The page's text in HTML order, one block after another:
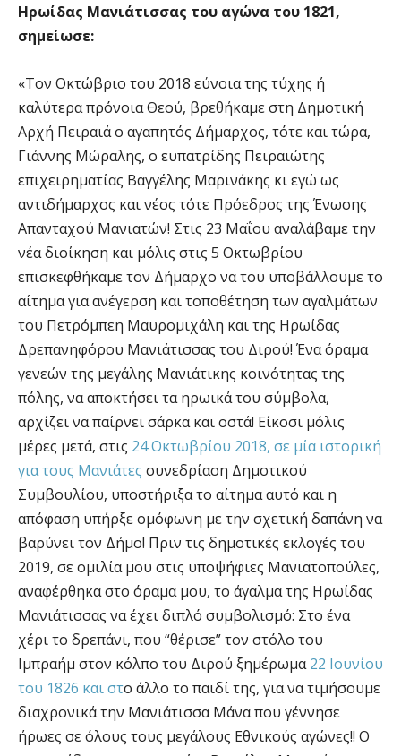
Ηρωίδας Μανιάτισσας του αγώνα του 1821,
σημείωσε:
«Τον Οκτώβριο του 2018 εύνοια της τύχης ή
καλύτερα πρόνοια Θεού, βρεθήκαμε στη Δημοτική
Αρχή Πειραιά ο αγαπητός Δήμαρχος, τότε και τώρα,
Γιάννης Μώραλης, ο ευπατρίδης Πειραιώτης
επιχειρηματίας Βαγγέλης Μαρινάκης κι εγώ ως
αντιδήμαρχος και νέος τότε Πρόεδρος της Ένωσης
Απανταχού Μανιατών! Στις 23 Μαΐου αναλάβαμε την
νέα διοίκηση και μόλις στις 5 Οκτωβρίου
επισκεφθήκαμε τον Δήμαρχο να του υποβάλλουμε το
αίτημα για ανέγερση και τοποθέτηση των αγαλμάτων
του Πετρόμπεη Μαυρομιχάλη και της Ηρωίδας
Δρεπανηφόρου Μανιάτισσας του Διρού! Ένα όραμα
γενεών της μεγάλης Μανιάτικης κοινότητας της
πόλης, να αποκτήσει τα ηρωικά του σύμβολα,
αρχίζει να παίρνει σάρκα και οστά! Είκοσι μόλις
μέρες μετά, στις 24 Οκτωβρίου 2018, σε μία ιστορική
για τους Μανιάτες συνεδρίαση Δημοτικού
Συμβουλίου, υποστήριξα το αίτημα αυτό και η
απόφαση υπήρξε ομόφωνη με την σχετική δαπάνη να
βαρύνει τον Δήμο! Πριν τις δημοτικές εκλογές του
2019, σε ομιλία μου στις υποψήφιες Μανιατοπούλες,
αναφέρθηκα στο όραμα μου, το άγαλμα της Ηρωίδας
Μανιάτισσας να έχει διπλό συμβολισμό: Στο ένα
χέρι το δρεπάνι, που “θέρισε” τον στόλο του
Ιμπραήμ στον κόλπο του Διρού ξημέρωμα22 Ιουνίου
του 1826 και στo άλλο το παιδί της, για να τιμήσουμε
διαχρονικά την Μανιάτισσα Μάνα που γέννησε
ήρωες σε όλους τους μεγάλους Εθνικούς αγώνες!! Ο